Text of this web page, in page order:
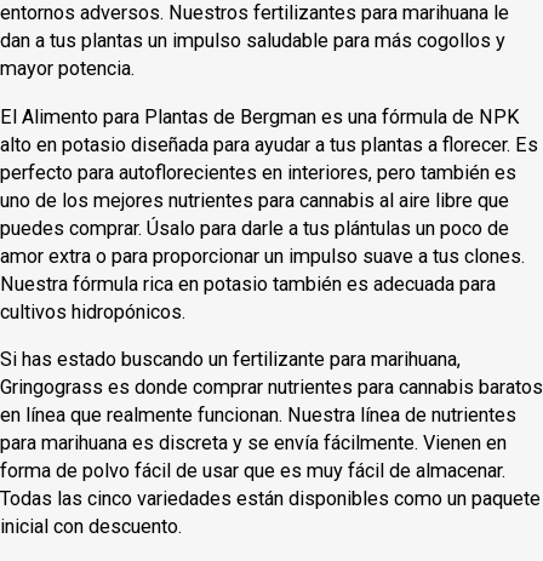
entornos adversos. Nuestros fertilizantes para marihuana le
dan a tus plantas un impulso saludable para más cogollos y
mayor potencia.
El Alimento para Plantas de Bergman es una fórmula de NPK
alto en potasio diseñada para ayudar a tus plantas a florecer. Es
perfecto para autoflorecientes en interiores, pero también es
uno de los mejores nutrientes para cannabis al aire libre que
puedes comprar. Úsalo para darle a tus plántulas un poco de
amor extra o para proporcionar un impulso suave a tus clones.
Nuestra fórmula rica en potasio también es adecuada para
cultivos hidropónicos.
Si has estado buscando un fertilizante para marihuana,
Gringograss es donde comprar nutrientes para cannabis baratos
en línea que realmente funcionan. Nuestra línea de nutrientes
para marihuana es discreta y se envía fácilmente. Vienen en
forma de polvo fácil de usar que es muy fácil de almacenar.
Todas las cinco variedades están disponibles como un paquete
inicial con descuento.